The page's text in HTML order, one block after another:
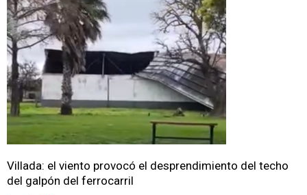
Villada: el viento provocó el desprendimiento del techo
del galpón del ferrocarril